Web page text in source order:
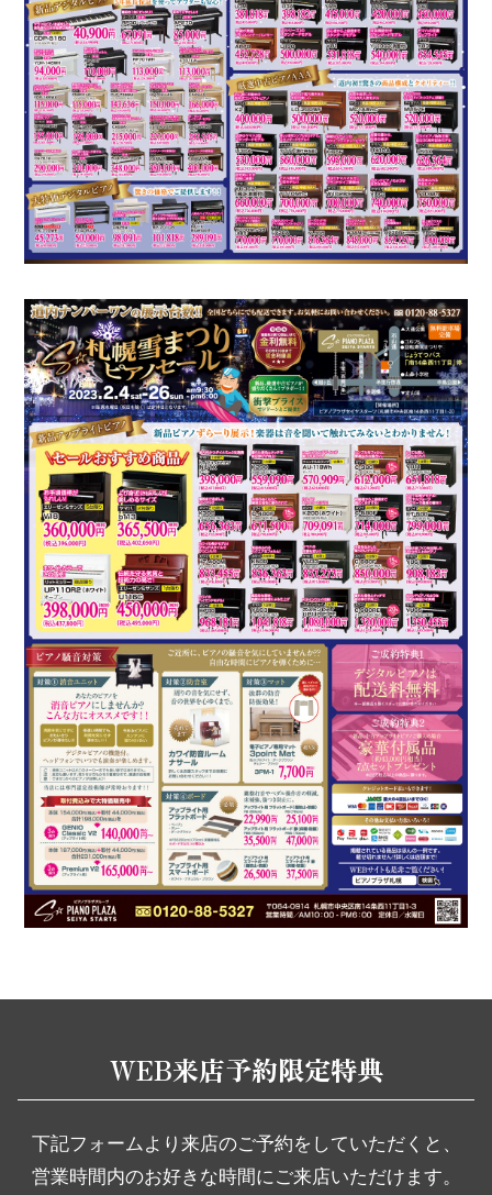
WEB来店予約限定特典
下記フォームより来店のご予約をしていただくと、
営業時間内のお好きな時間にご来店いただけます。